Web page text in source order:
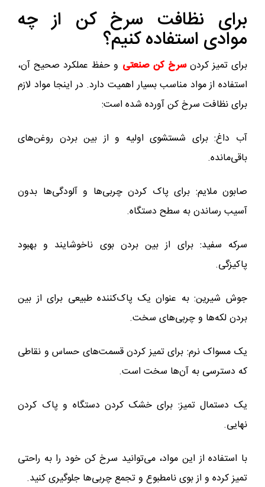
برای نظافت سرخ کن از چه
موادی استفاده کنیم؟
برای تمیز کردنسرخ کن صنعتی و حفظ عملکرد صحیح آن،
استفاده از مواد مناسب بسیار اهمیت دارد. در اینجا مواد لازم
برای نظافت سرخ کن آورده شده است:
آب داغ: برای شستشوی اولیه و از بین بردن روغن‌های
باقی‌مانده.
صابون ملایم: برای پاک کردن چربی‌ها و آلودگی‌ها بدون
آسیب رساندن به سطح دستگاه.
سرکه سفید: برای از بین بردن بوی ناخوشایند و بهبود
پاکیزگی.
جوش شیرین: به عنوان یک پاک‌کننده طبیعی برای از بین
بردن لکه‌ها و چربی‌های سخت.
یک مسواک نرم: برای تمیز کردن قسمت‌های حساس و نقاطی
که دسترسی به آن‌ها سخت است.
یک دستمال تمیز: برای خشک کردن دستگاه و پاک کردن
نهایی.
با استفاده از این مواد، می‌توانید سرخ کن خود را به راحتی
تمیز کرده و از بوی نامطبوع و تجمع چربی‌ها جلوگیری کنید.